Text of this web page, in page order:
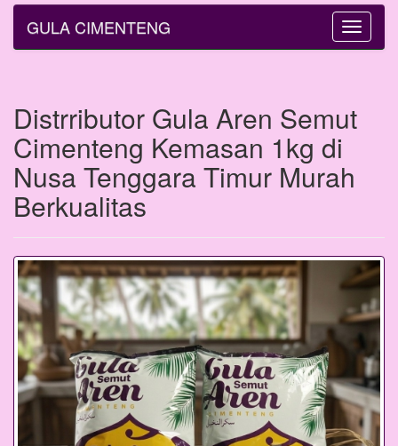
Toggle
GULA CIMENTENG
Distrributor Gula Aren Semut
Cimenteng Kemasan 1kg di
Nusa Tenggara Timur Murah
Berkualitas